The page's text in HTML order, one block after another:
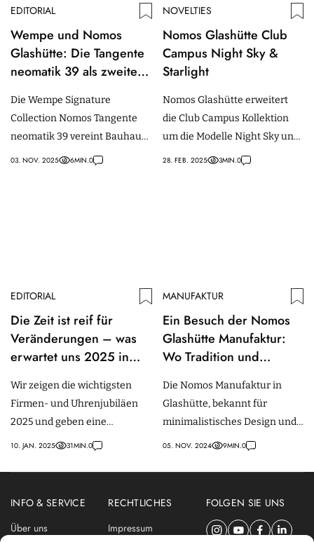
EDITORIAL
Wempe und Nomos
Glashütte: Die Tangente
neomatik 39 als zweites
Collection
Die Wempe Signature
Collection Nomos Tangente
neomatik 39 vereint Bauhaus-
Design mit platingrauer
03. NOV. 2025 6MIN.0
NOVELTIES
Nomos Glashütte Club
Campus Night Sky &
Starlight
Nomos Glashütte erweitert
die Club Campus Kollektion
um die Modelle Night Sky und
Starlight mit kräftigen Farben.
28. FEB. 2025 3MIN.0
EDITORIAL
Die Zeit ist reif für
Veränderungen – was
erwartet uns 2025 in
Wir zeigen die wichtigsten
Firmen- und Uhrenjubiläen
2025 und geben eine
(kritische) Aussicht auf die
Jahr.
10. JAN. 2025 31MIN.0
MANUFAKTUR
Ein Besuch der Nomos
Glashütte Manufaktur:
Wo Tradition und
ticken
Die Nomos Manufaktur in
Glashütte, bekannt für
minimalistisches Design und
präzises Handwerk, gewährte
05. NOV. 2024 9MIN.0
INFO & SERVICE
Über uns
RECHTLICHES
Impressum
FOLGEN SIE UNS